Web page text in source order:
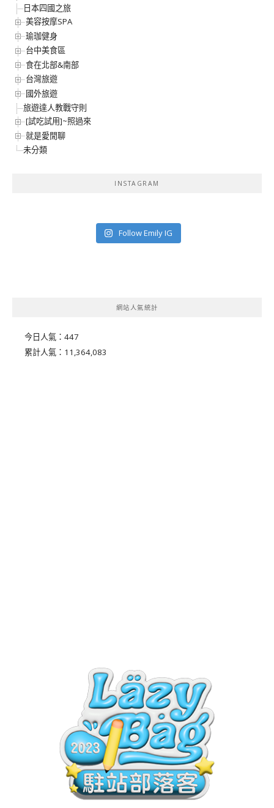
日本四國之旅
美容按摩SPA
瑜珈健身
台中美食區
食在北部&南部
台灣旅遊
國外旅遊
旅遊達人教戰守則
[試吃試用]~照過來
就是愛閒聊
未分類
INSTAGRAM
Follow Emily IG
網站人氣統計
今日人氣： 447
累計人氣： 11,364,083